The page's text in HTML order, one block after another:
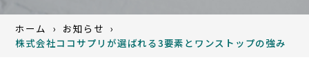
ホーム
お知らせ
株式会社ココサプリが選ばれる3要素とワンストップの強み